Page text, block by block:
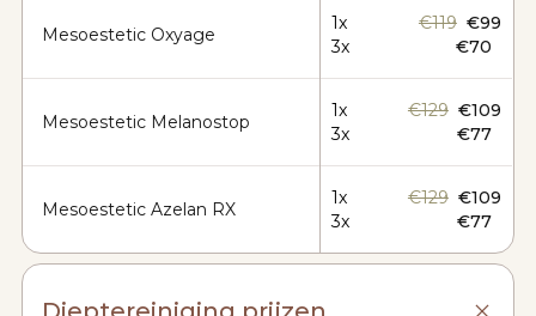
Mesoestetic Oxyage
1x €119 €99
3x
€70
Mesoestetic Melanostop
1x €129 €109
3x
€77
Mesoestetic Azelan RX
1x €129 €109
3x
€77